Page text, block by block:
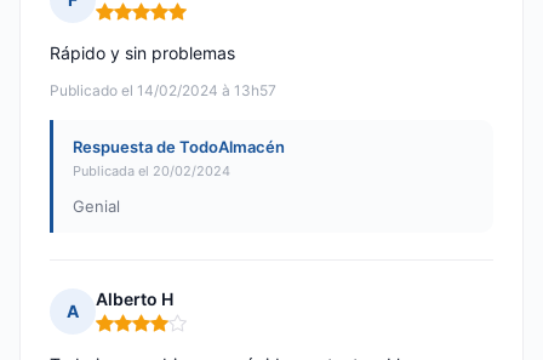
Nota: 5 de 5
Publicado el 14/02/2024 à 13h57
Rápido y sin problemas
Respuesta de TodoAlmacén
Publicada el 20/02/2024
Genial
A
Alberto H
Nota: 4 de 5